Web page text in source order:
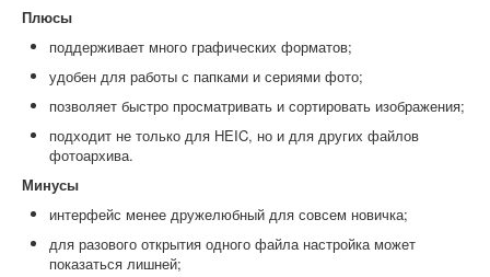
Плюсы
поддерживает много графических форматов;
удобен для работы с папками и сериями фото;
позволяет быстро просматривать и сортировать изображения;
подходит не только для HEIC, но и для других файлов
фотоархива.
Минусы
интерфейс менее дружелюбный для совсем новичка;
для разового открытия одного файла настройка может
показаться лишней;